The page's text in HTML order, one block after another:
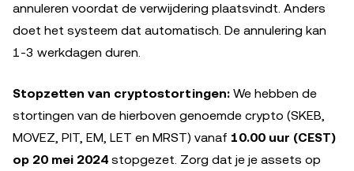
annuleren voordat de verwijdering plaatsvindt. Anders
doet het systeem dat automatisch. De annulering kan
1-3 werkdagen duren.
Stopzetten van cryptostortingen: We hebben de
stortingen van de hierboven genoemde crypto (SKEB,
MOVEZ, PIT, EM, LET en MRST) vanaf 10.00 uur (CEST)
op 20 mei 2024 stopgezet. Zorg dat je je assets op